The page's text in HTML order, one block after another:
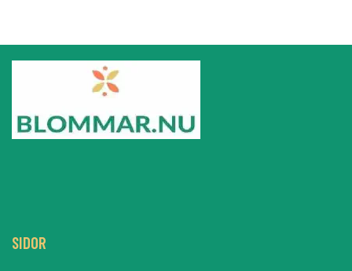
SIDOR